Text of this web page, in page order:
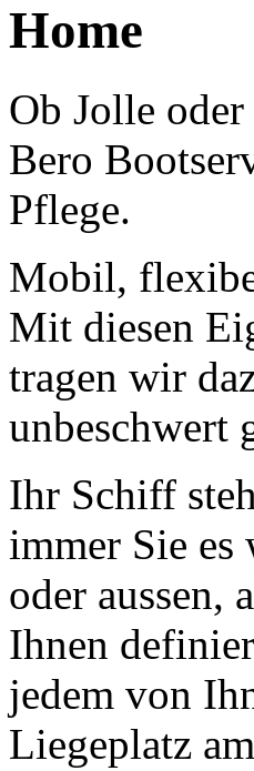
Home
Ob Jolle
Bero
Pflege.
Mobil,
Mit diesen
tragen wir
unbeschwert
Ihr Schiff
immer Sie
oder aussen,
Ihnen
jedem von
Liegeplatz